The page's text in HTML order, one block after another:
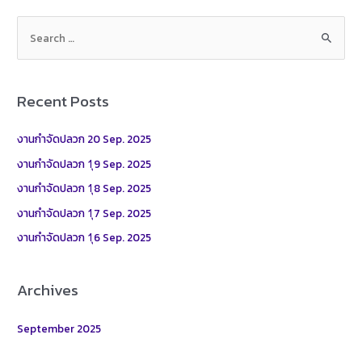
h
:
Recent Posts
งานกำจัดปลวก 20 Sep. 2025
งานกำจัดปลวก 1ุ9 Sep. 2025
งานกำจัดปลวก 1ุ8 Sep. 2025
งานกำจัดปลวก 1ุ7 Sep. 2025
งานกำจัดปลวก 1ุ6 Sep. 2025
Archives
September 2025